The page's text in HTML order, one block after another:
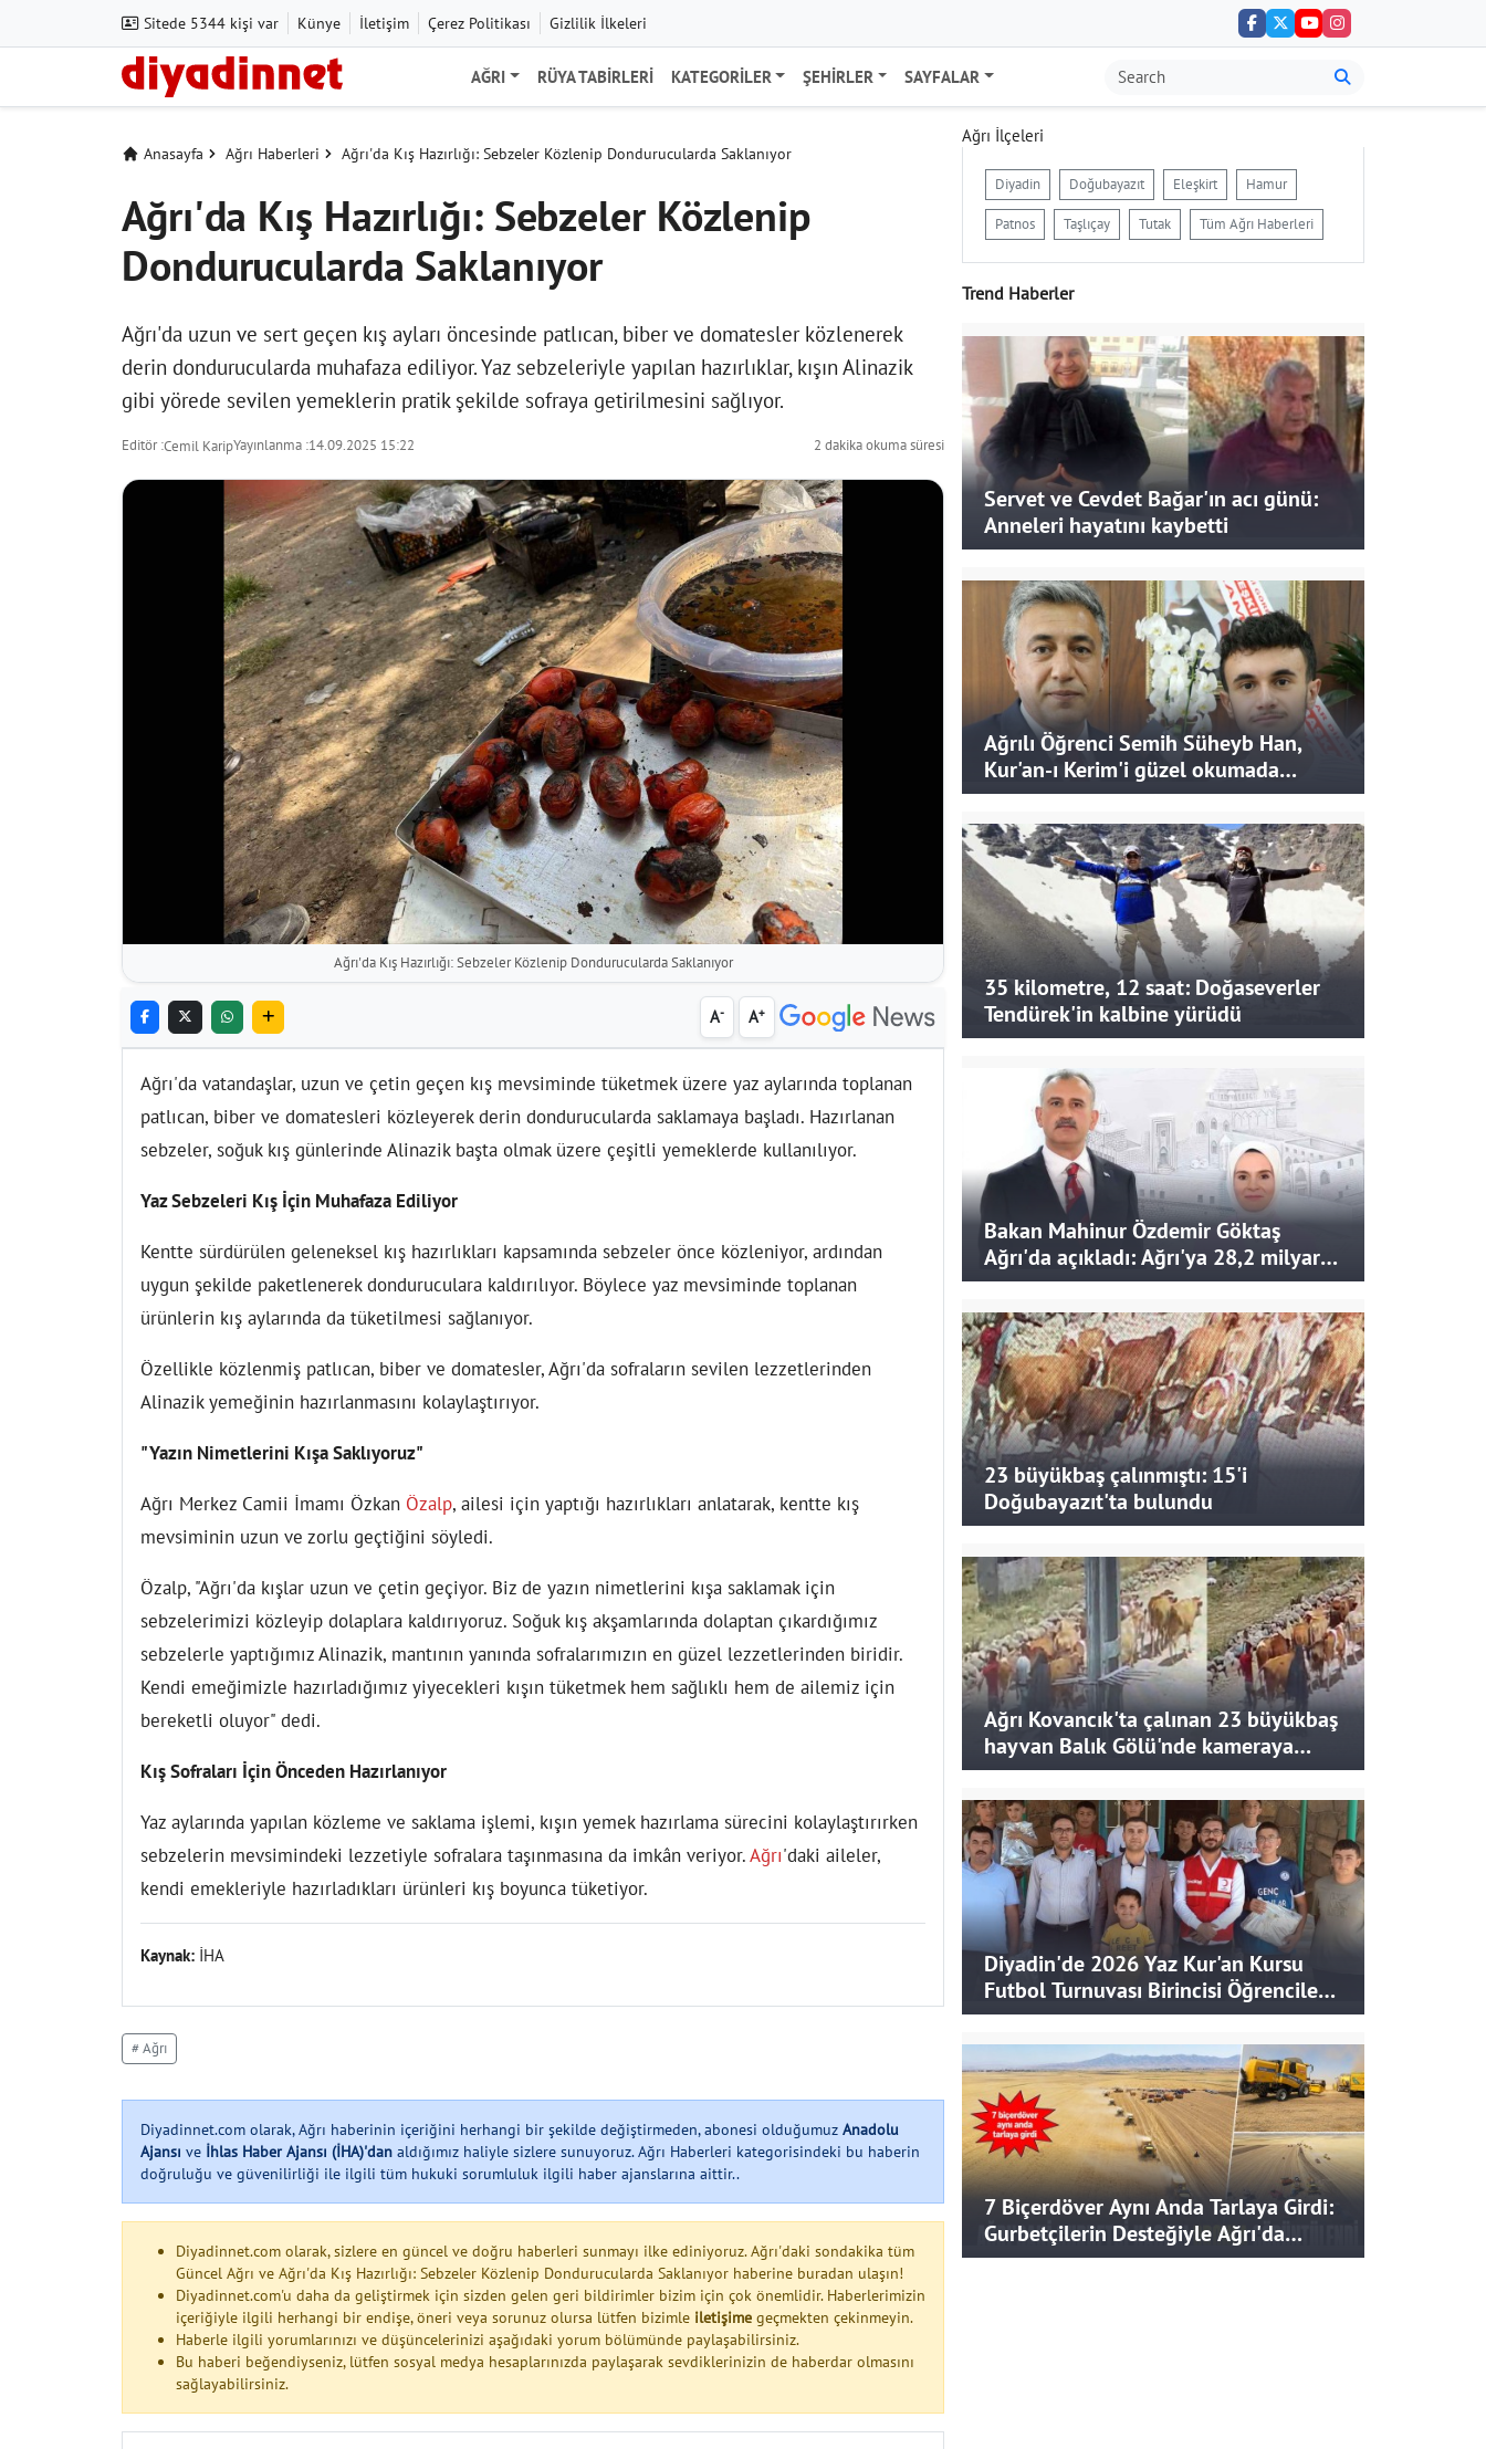
Sitede 5344 kişi var Künye İletişim Çerez Politikası Gizlilik İlkeleri
AĞRI RÜYA TABIRLERI KATEGORILER ŞEHIRLER SAYFALAR
Anasayfa Ağrı Haberleri Ağrı'da Kış Hazırlığı: Sebzeler Közlenip Dondurucularda Saklanıyor
Ağrı'da Kış Hazırlığı: Sebzeler Közlenip
Dondurucularda Saklanıyor
Ağrı'da uzun ve sert geçen kış ayları öncesinde patlıcan, biber ve domatesler közlenerek
derin dondurucularda muhafaza ediliyor. Yaz sebzeleriyle yapılan hazırlıklar, kışın Alinazik
gibi yörede sevilen yemeklerin pratik şekilde sofraya getirilmesini sağlıyor.
Editör :Cemil KaripYayınlanma :14.09.2025 15:22 2 dakika okuma süresi
Ağrı'da Kış Hazırlığı: Sebzeler Közlenip Dondurucularda Saklanıyor
A- A+
Ağrı'da vatandaşlar, uzun ve çetin geçen kış mevsiminde tüketmek üzere yaz aylarında toplanan
patlıcan, biber ve domatesleri közleyerek derin dondurucularda saklamaya başladı. Hazırlanan
sebzeler, soğuk kış günlerinde Alinazik başta olmak üzere çeşitli yemeklerde kullanılıyor.
Yaz Sebzeleri Kış İçin Muhafaza Ediliyor
Kentte sürdürülen geleneksel kış hazırlıkları kapsamında sebzeler önce közleniyor, ardından
uygun şekilde paketlenerek donduruculara kaldırılıyor. Böylece yaz mevsiminde toplanan
ürünlerin kış aylarında da tüketilmesi sağlanıyor.
Özellikle közlenmiş patlıcan, biber ve domatesler, Ağrı'da sofraların sevilen lezzetlerinden
Alinazik yemeğinin hazırlanmasını kolaylaştırıyor.
"Yazın Nimetlerini Kışa Saklıyoruz"
Ağrı Merkez Camii İmamı Özkan Özalp, ailesi için yaptığı hazırlıkları anlatarak, kentte kış
mevsiminin uzun ve zorlu geçtiğini söyledi.
Özalp, "Ağrı'da kışlar uzun ve çetin geçiyor. Biz de yazın nimetlerini kışa saklamak için
sebzelerimizi közleyip dolaplara kaldırıyoruz. Soğuk kış akşamlarında dolaptan çıkardığımız
sebzelerle yaptığımız Alinazik, mantının yanında sofralarımızın en güzel lezzetlerinden biridir.
Kendi emeğimizle hazırladığımız yiyecekleri kışın tüketmek hem sağlıklı hem de ailemiz için
bereketli oluyor" dedi.
Kış Sofraları İçin Önceden Hazırlanıyor
Yaz aylarında yapılan közleme ve saklama işlemi, kışın yemek hazırlama sürecini kolaylaştırırken
sebzelerin mevsimindeki lezzetiyle sofralara taşınmasına da imkân veriyor.Ağrı'daki aileler,
kendi emekleriyle hazırladıkları ürünleri kış boyunca tüketiyor.
Kaynak: İHA
# Ağrı
Diyadinnet.com olarak, Ağrı haberinin içeriğini herhangi bir şekilde değiştirmeden, abonesi olduğumuz Anadolu
Ajansı ve İhlas Haber Ajansı (İHA)'dan aldığımız haliyle sizlere sunuyoruz. Ağrı Haberleri kategorisindeki bu haberin
doğruluğu ve güvenilirliği ile ilgili tüm hukuki sorumluluk ilgili haber ajanslarına aittir..
Diyadinnet.com olarak, sizlere en güncel ve doğru haberleri sunmayı ilke ediniyoruz. Ağrı'daki sondakika tüm
Güncel Ağrı ve Ağrı'da Kış Hazırlığı: Sebzeler Közlenip Dondurucularda Saklanıyor haberine buradan ulaşın!
Diyadinnet.com'u daha da geliştirmek için sizden gelen geri bildirimler bizim için çok önemlidir. Haberlerimizin
içeriğiyle ilgili herhangi bir endişe, öneri veya sorunuz olursa lütfen bizimle iletişime geçmekten çekinmeyin.
Haberle ilgili yorumlarınızı ve düşüncelerinizi aşağıdaki yorum bölümünde paylaşabilirsiniz.
Bu haberi beğendiyseniz, lütfen sosyal medya hesaplarınızda paylaşarak sevdiklerinizin de haberdar olmasını
sağlayabilirsiniz.
Ağrı İlçeleri
Diyadin Doğubayazıt Eleşkirt Hamur
Patnos Taşlıçay Tutak Tüm Ağrı Haberleri
Trend Haberler
Servet ve Cevdet Bağar'ın acı günü:
Anneleri hayatını kaybetti
Ağrılı Öğrenci Semih Süheyb Han,
Kur'an-ı Kerim'i güzel okumada
Türkiye ikincisi oldu
35 kilometre, 12 saat: Doğaseverler
Tendürek'in kalbine yürüdü
Bakan Mahinur Özdemir Göktaş
Ağrı'da açıkladı: Ağrı'ya 28,2 milyar
liralık yatırım ve destek sağlandı
23 büyükbaş çalınmıştı: 15'i
Doğubayazıt'ta bulundu
Ağrı Kovancık'ta çalınan 23 büyükbaş
hayvan Balık Gölü'nde kameraya
takıldı
Diyadin'de 2026 Yaz Kur'an Kursu
Futbol Turnuvası Birincisi Öğrencilere
Hediye
7 Biçerdöver Aynı Anda Tarlaya Girdi:
Gurbetçilerin Desteğiyle Ağrı'da
Bereketli Hasat